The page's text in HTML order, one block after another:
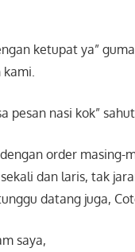
ketupat ya”
kami.
pesan nasi kok”
order masing-
dan laris, tak
datang juga,
saya,